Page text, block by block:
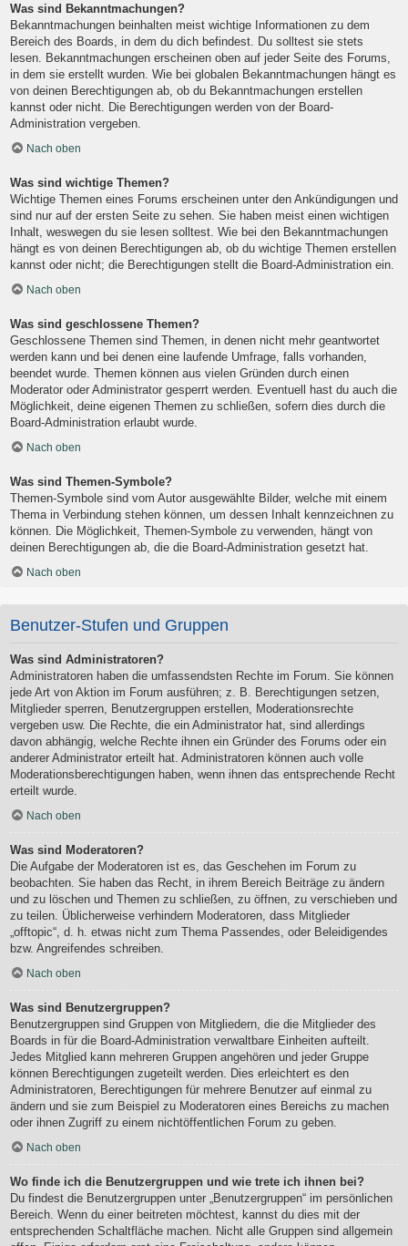
Was sind Bekanntmachungen?
Bekanntmachungen beinhalten meist wichtige Informationen zu dem
Bereich des Boards, in dem du dich befindest. Du solltest sie stets
lesen. Bekanntmachungen erscheinen oben auf jeder Seite des Forums,
in dem sie erstellt wurden. Wie bei globalen Bekanntmachungen hängt es
von deinen Berechtigungen ab, ob du Bekanntmachungen erstellen
kannst oder nicht. Die Berechtigungen werden von der Board-
Administration vergeben.
Nach oben
Was sind wichtige Themen?
Wichtige Themen eines Forums erscheinen unter den Ankündigungen und
sind nur auf der ersten Seite zu sehen. Sie haben meist einen wichtigen
Inhalt, weswegen du sie lesen solltest. Wie bei den Bekanntmachungen
hängt es von deinen Berechtigungen ab, ob du wichtige Themen erstellen
kannst oder nicht; die Berechtigungen stellt die Board-Administration ein.
Nach oben
Was sind geschlossene Themen?
Geschlossene Themen sind Themen, in denen nicht mehr geantwortet
werden kann und bei denen eine laufende Umfrage, falls vorhanden,
beendet wurde. Themen können aus vielen Gründen durch einen
Moderator oder Administrator gesperrt werden. Eventuell hast du auch die
Möglichkeit, deine eigenen Themen zu schließen, sofern dies durch die
Board-Administration erlaubt wurde.
Nach oben
Was sind Themen-Symbole?
Themen-Symbole sind vom Autor ausgewählte Bilder, welche mit einem
Thema in Verbindung stehen können, um dessen Inhalt kennzeichnen zu
können. Die Möglichkeit, Themen-Symbole zu verwenden, hängt von
deinen Berechtigungen ab, die die Board-Administration gesetzt hat.
Nach oben
Benutzer-Stufen und Gruppen
Was sind Administratoren?
Administratoren haben die umfassendsten Rechte im Forum. Sie können
jede Art von Aktion im Forum ausführen; z. B. Berechtigungen setzen,
Mitglieder sperren, Benutzergruppen erstellen, Moderationsrechte
vergeben usw. Die Rechte, die ein Administrator hat, sind allerdings
davon abhängig, welche Rechte ihnen ein Gründer des Forums oder ein
anderer Administrator erteilt hat. Administratoren können auch volle
Moderationsberechtigungen haben, wenn ihnen das entsprechende Recht
erteilt wurde.
Nach oben
Was sind Moderatoren?
Die Aufgabe der Moderatoren ist es, das Geschehen im Forum zu
beobachten. Sie haben das Recht, in ihrem Bereich Beiträge zu ändern
und zu löschen und Themen zu schließen, zu öffnen, zu verschieben und
zu teilen. Üblicherweise verhindern Moderatoren, dass Mitglieder
„offtopic“, d. h. etwas nicht zum Thema Passendes, oder Beleidigendes
bzw. Angreifendes schreiben.
Nach oben
Was sind Benutzergruppen?
Benutzergruppen sind Gruppen von Mitgliedern, die die Mitglieder des
Boards in für die Board-Administration verwaltbare Einheiten aufteilt.
Jedes Mitglied kann mehreren Gruppen angehören und jeder Gruppe
können Berechtigungen zugeteilt werden. Dies erleichtert es den
Administratoren, Berechtigungen für mehrere Benutzer auf einmal zu
ändern und sie zum Beispiel zu Moderatoren eines Bereichs zu machen
oder ihnen Zugriff zu einem nichtöffentlichen Forum zu geben.
Nach oben
Wo finde ich die Benutzergruppen und wie trete ich ihnen bei?
Du findest die Benutzergruppen unter „Benutzergruppen“ im persönlichen
Bereich. Wenn du einer beitreten möchtest, kannst du dies mit der
entsprechenden Schaltfläche machen. Nicht alle Gruppen sind allgemein